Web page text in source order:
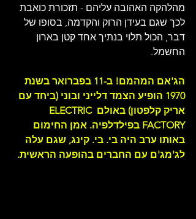
מהלהקה האהובה עליהם - תזכורת כואבת
לכך שגם בעידן הרוק והקדמה, בסופו של
דבר, הכול תלוי בנתיך אחד קטן בארון
החשמל.
הג'אם המהמם! ב-11 בפברואר בשנת
1970 הופיע הצמד דלייני ובוני (ביחד עם
אריק קלפטון) באולם ELECTRIC
FACTORY בפילדלפיה. אמן החימום
באותו ערב היה בי. בי. קינג, שגם עלה
לג'מג'ם עם החברים בהופעה הראשית.